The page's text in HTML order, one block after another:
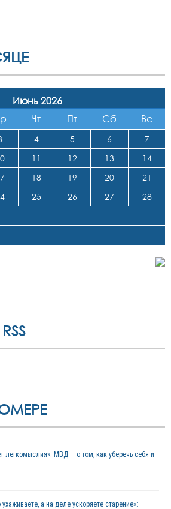
Июнь 2026
Чт Пт Сб Вс
4 5 6
7
11 12 13
14
18 19 20
21
25 26 27
28
легкомыслия»: МВД — о том, как уберечь себя и
а на деле ускоряете старение»: